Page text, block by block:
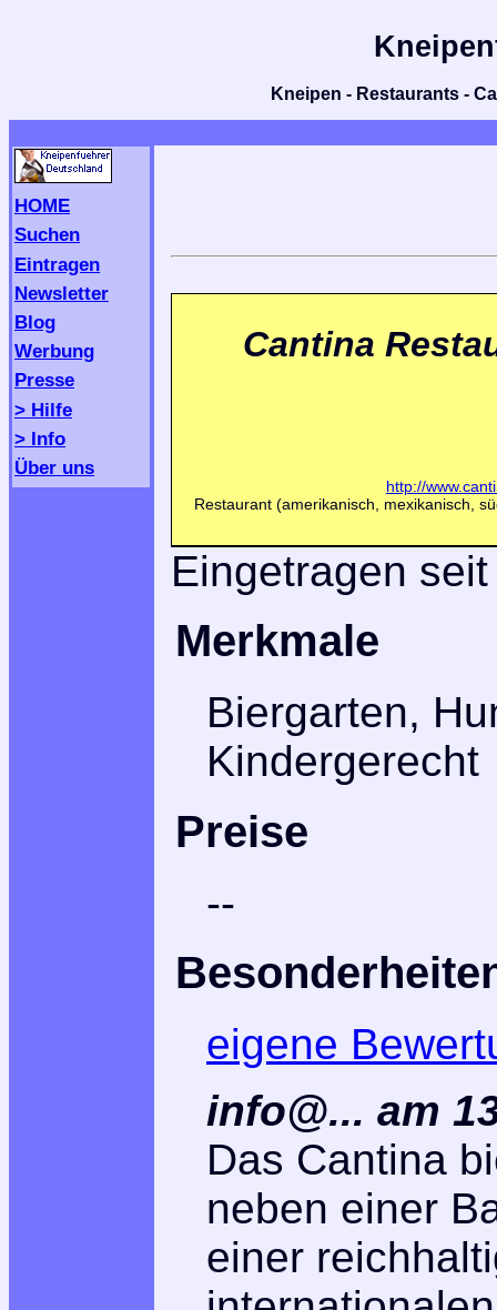
Kneipen - Restaurants -
HOME
Suchen
Eintragen
Newsletter
Blog
Werbung
Presse
> Hilfe
> Info
Über uns
Cantina
http://
Restaurant (amerikanisch, mexikanisch,
Eingetragen
Merkmale
Biergarten,
Kindergerecht
Preise
--
eigene
info@... am
Das Cantina
neben einer
einer